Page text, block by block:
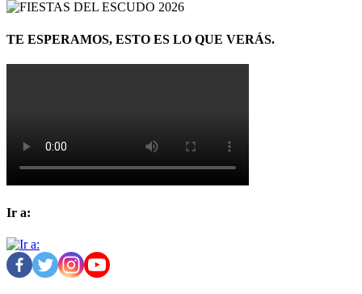
TE ESPERAMOS, ESTO ES LO QUE VERÁS.
Ir a: